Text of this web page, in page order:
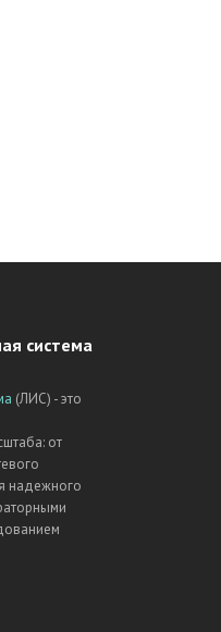
система
(ЛИС) - это
от
надежного